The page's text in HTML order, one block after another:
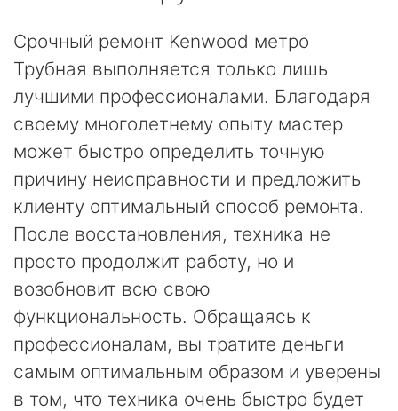
Срочный ремонт Kenwood метро
Трубная выполняется только лишь
лучшими профессионалами. Благодаря
своему многолетнему опыту мастер
может быстро определить точную
причину неисправности и предложить
клиенту оптимальный способ ремонта.
После восстановления, техника не
просто продолжит работу, но и
возобновит всю свою
функциональность. Обращаясь к
профессионалам, вы тратите деньги
самым оптимальным образом и уверены
в том, что техника очень быстро будет